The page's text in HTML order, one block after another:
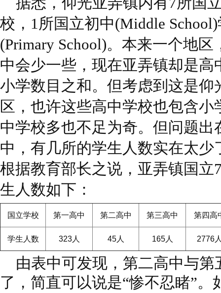
校，1所国立初中(Middle
(Primary School)。本来一个地
中会少一些，现在亚弄镇却是
小学数目之和。但考虑到这是仰
区，也许这些高中学校也包含
中学校多也不足为奇。但问题出
中，有几所的学生人数实在太
根据教育部长之说，亚弄镇国立
生人数如下：
国立学校 第一高中 第二高中 第三高中 第四高
学生人数 323人 45人 165人 2776
由表中可发现，第二高中与第
了，简直可以说是“惨不忍睹”